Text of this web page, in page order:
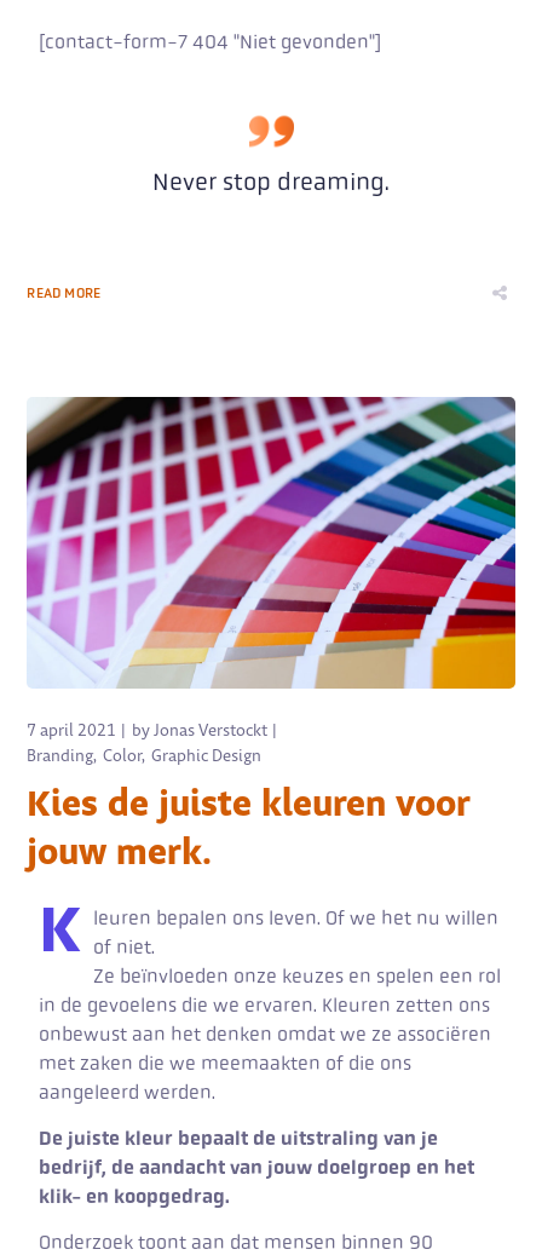
[contact-form-7 404 "Niet gevonden"]
Never stop dreaming.
READ MORE
7 april 2021 byJonas Verstockt
Branding Color Graphic Design
Kies de juiste kleuren voor
jouw merk.
K
leuren bepalen ons leven. Of we het nu willen
of niet.
Ze beïnvloeden onze keuzes en spelen een rol
in de gevoelens die we ervaren. Kleuren zetten ons
onbewust aan het denken omdat we ze associëren
met zaken die we meemaakten of die ons
aangeleerd werden.
De juiste kleur bepaalt de uitstraling van je
bedrijf, de aandacht van jouw doelgroep en het
klik- en koopgedrag.
Onderzoek toont aan dat mensen binnen 90